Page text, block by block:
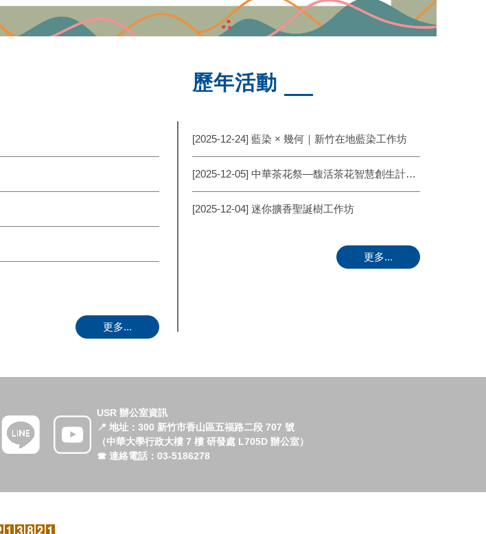
更多...
歷年活動
[2025-12-24] 藍染 × 幾何｜新竹在地藍染工作坊
[2025-12-05] 中華茶花祭—馥活茶花智慧創生計畫成果展
[2025-12-04] 迷你擴香聖誕樹工作坊
更多...
USR 辦公室資訊
📍 地址：300 新竹市香山區五福路二段 707 號
（中華大學行政大樓 7 樓 研發處 L705D 辦公室）
☎ 連絡電話：03-5186278